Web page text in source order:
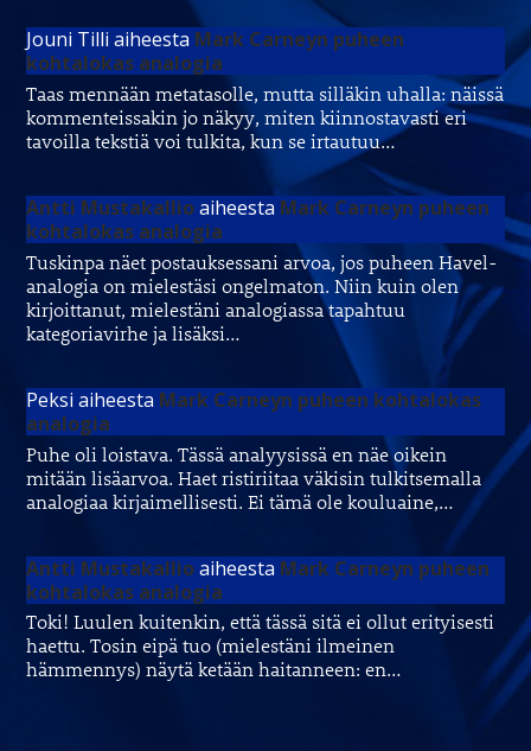
Jouni Tilli aiheesta Mark Carneyn puheen
kohtalokas analogia
Taas mennään metatasolle, mutta silläkin uhalla: näissä
kommenteissakin jo näkyy, miten kiinnostavasti eri
tavoilla tekstiä voi tulkita, kun se irtautuu…
Antti Mustakallioaiheesta Mark Carneyn puheen
kohtalokas analogia
Tuskinpa näet postauksessani arvoa, jos puheen Havel-
analogia on mielestäsi ongelmaton. Niin kuin olen
kirjoittanut, mielestäni analogiassa tapahtuu
kategoriavirhe ja lisäksi…
Peksi aiheesta Mark Carneyn puheen kohtalokas
analogia
Puhe oli loistava. Tässä analyysissä en näe oikein
mitään lisäarvoa. Haet ristiriitaa väkisin tulkitsemalla
analogiaa kirjaimellisesti. Ei tämä ole kouluaine,…
Antti Mustakallioaiheesta Mark Carneyn puheen
kohtalokas analogia
Toki! Luulen kuitenkin, että tässä sitä ei ollut erityisesti
haettu. Tosin eipä tuo (mielestäni ilmeinen
hämmennys) näytä ketään haitanneen: en…